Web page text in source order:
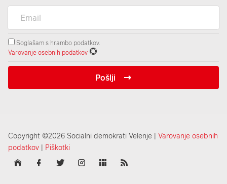
Soglašam s hrambo podatkov.
Varovanje osebnih podatkov
Pošlji
Copyright ©2026 Socialni demokrati Velenje | Varovanje osebnih
podatkov | Piškotki